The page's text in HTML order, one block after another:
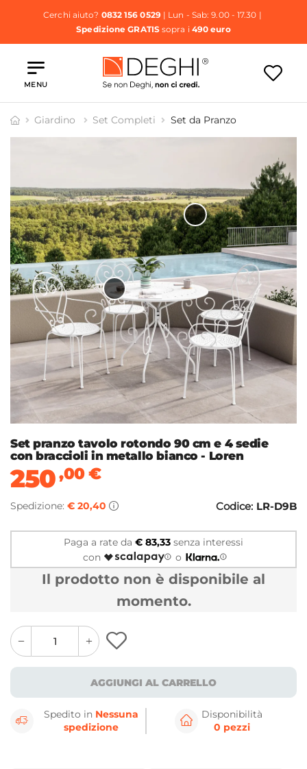
Cerchi aiuto? 0832 156 0529| Lun - Sab: 9.00 - 17.30 |
Spedizione GRATISsopra i 490 euro
MENU
Giardino Set Completi Set da Pranzo
Set pranzo tavolo rotondo 90 cm e 4 sedie
con braccioli in metallo bianco - Loren
250,00€
Spedizione: € 20,40 Codice: LR-D9B
Paga a rate da € 83,33 senza interessi
con
o
Il prodotto non è disponibile al
momento.
quantity
button
quantity
minus
button
AGGIUNGI AL CARRELLO
Spedito in Nessuna
spedizione
Disponibilità
0 pezzi